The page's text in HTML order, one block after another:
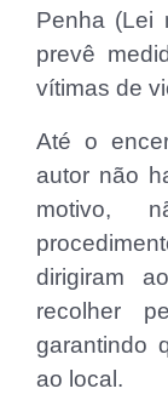
Penha (Lei
prevê
vítimas de
Até o
autor não
motivo,
dirigiram
recolher
garantindo
ao local.